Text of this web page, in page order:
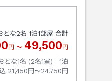
とな2名 1泊1部屋 合計
円 〜 49,500 円
とな1名 (2名1室)｜ 1泊
21,450円〜24,750円